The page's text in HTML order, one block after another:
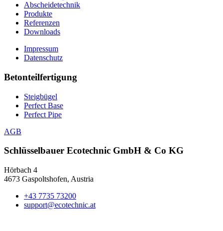
Abscheidetechnik
Produkte
Referenzen
Downloads
Impressum
Datenschutz
Betonteilfertigung
Steigbügel
Perfect Base
Perfect Pipe
AGB
Schlüsselbauer Ecotechnic GmbH & Co KG
Hörbach 4
4673 Gaspoltshofen, Austria
+43 7735 73200
support@ecotechnic.at